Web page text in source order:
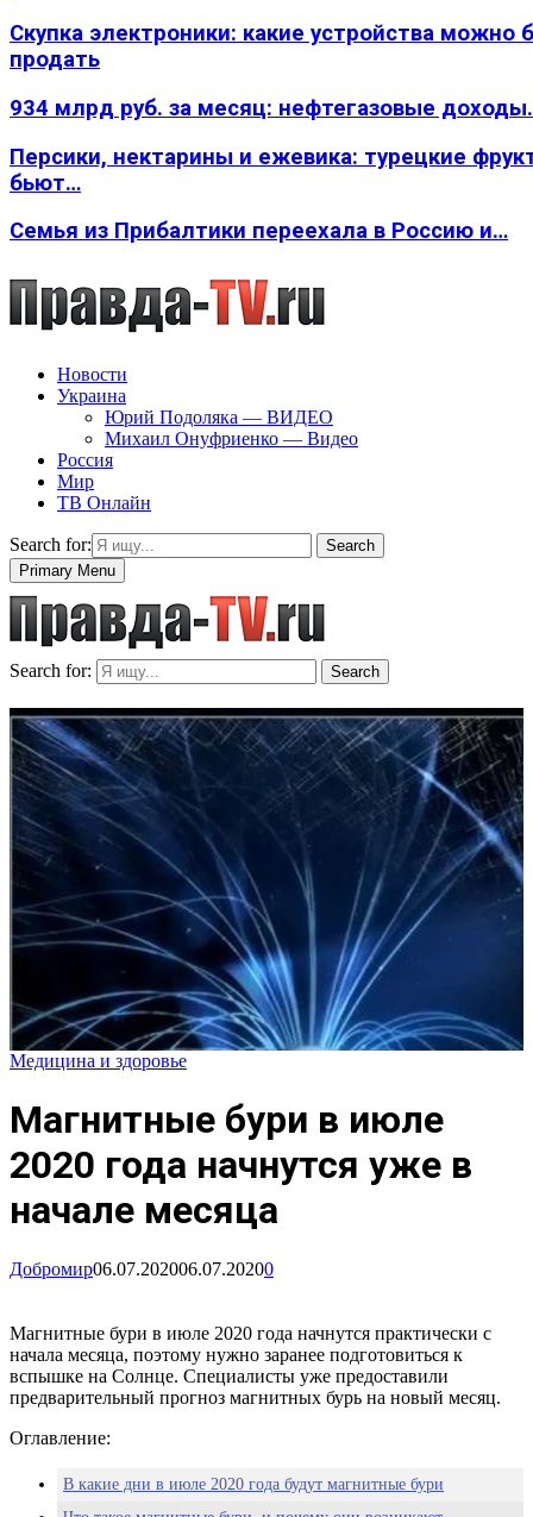
Скупка электроники: какие устройства можно
продать
934 млрд руб. за месяц: нефтегазовые
Персики, нектарины и ежевика: турецкие
бьют…
Семья из Прибалтики переехала в Россию и…
Новости
Украина
Юрий Подоляка — ВИДЕО
Михаил Онуфриенко — Видео
Россия
Мир
ТВ Онлайн
Search for:
Search
Primary Menu
Search for: Search
Медицина и здоровье
Магнитные бури в июле
2020 года начнутся уже в
начале месяца
Добромир06.07.202006.07.20200
Магнитные бури в июле 2020 года начнутся практически с
начала месяца, поэтому нужно заранее подготовиться к
вспышке на Солнце. Специалисты уже предоставили
предварительный прогноз магнитных бурь на новый месяц.
Оглавление:
В какие дни в июле 2020 года будут магнитные бури